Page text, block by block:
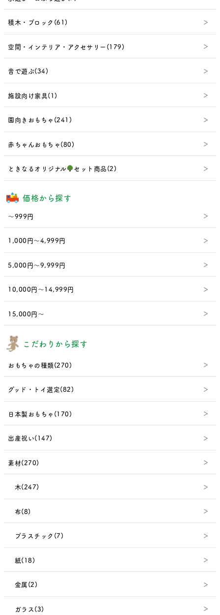
積木・ブロック(61)
空間・インテリア・アクセサリー(179)
音で遊ぶ(34)
施設向け家具(1)
園向きおもちゃ(241)
赤ちゃんおもちゃ(80)
ときなるオリジナル セット商品(2)
価格から探す
～999円
1,000円～4,999円
5,000円～9,999円
10,000円～14,999円
15,000円～
こだわりから探す
おもちゃの種類(270)
グッド・トイ選定(82)
日本製おもちゃ(170)
出産祝い(147)
素材(270)
木(247)
布(8)
プラスチック(7)
紙(18)
金属(2)
ガラス(3)